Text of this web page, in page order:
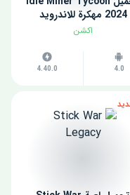
2024 مهكرة للاندرويد
اكشن
4.0
4.40.0